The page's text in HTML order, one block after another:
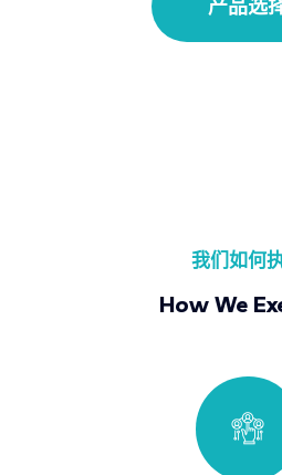
产品选
我们如何
How We